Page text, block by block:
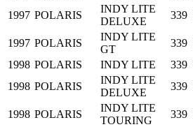
1997 POLARIS
INDY LITE
DELUXE
339
1997 POLARIS
INDY LITE
GT
339
1998 POLARIS INDY LITE 339
1998 POLARIS
INDY LITE
DELUXE
339
1998 POLARIS
INDY LITE
TOURING
339